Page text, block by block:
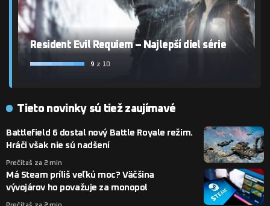
Resident Evil Requiem – Najlepší diel série
9 z 10
Tieto novinky sú tiež zaujímavé
Battlefield 6 dostal nový Battle Royale režim.
Hráči však nie sú nadšení
Prečítaš za 2 min
Má Steam príliš veľkú moc? Väčšina
vývojárov ho považuje za monopol